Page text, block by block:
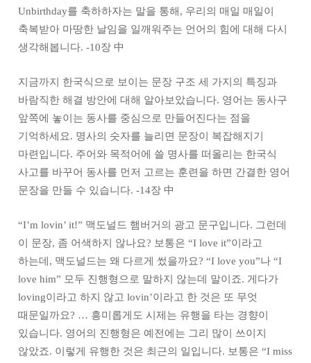
Unbirthday를 축하하자는 말을 통해, 우리의 매일 매일이
축복받아 마땅한 날임을 일깨워주는 언어의 힘에 대해 다시
생각해봅니다. -10장 中
지금까지 한국식으로 보이는 문장 구조 세 가지의 특징과
바람직한 해결 방안에 대해 알아보았습니다. 영어는 동사구
앞쪽에 놓이는 동사를 중심으로 만들어진다는 점을
기억하세요. 명사의 숫자를 늘리면 문장이 복잡해지기
마련입니다. 주어와 목적어에 쓸 명사를 떠올리는 한국식
사고를 바꾸어 동사를 먼저 고르는 훈련을 하면 간결한 영어
문장을 만들 수 있습니다. -14장 中
“I’m lovin’ it!” 맥도널드 햄버거의 광고 문구입니다. 그런데
이 문장, 좀 어색하지 않나요? 보통은 “I love it”이라고
하는데, 맥도널드는 왜 다르게 썼을까요? “I love you”나 “I
love him” 모두 진행형으로 말하지 않는데 말이죠. 게다가
loving이라고 하지 않고 lovin’이라고 한 것은 또 무엇
때문일까요? … 흥미롭게도 시제는 유행을 타는 경향이
있습니다. 영어의 진행형은 예전에는 그리 많이 쓰이지
않았죠. 이렇게 유행한 것은 최근의 일입니다. 보통은 “I miss